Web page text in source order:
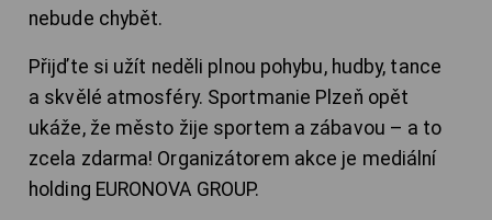
nebude chybět.
Přijďte si užít neděli plnou pohybu, hudby, tance
a skvělé atmosféry. Sportmanie Plzeň opět
ukáže, že město žije sportem a zábavou – a to
zcela zdarma! Organizátorem akce je mediální
holding EURONOVA GROUP.